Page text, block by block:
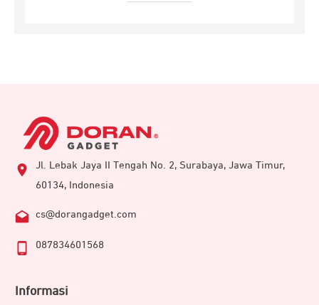
Jl. Lebak Jaya II Tengah No. 2, Surabaya, Jawa Timur,
60134, Indonesia
cs@dorangadget.com
087834601568
Informasi